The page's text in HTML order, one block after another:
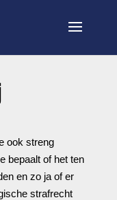
ook streng
bepaalt of het ten
en zo ja of er
strafrecht